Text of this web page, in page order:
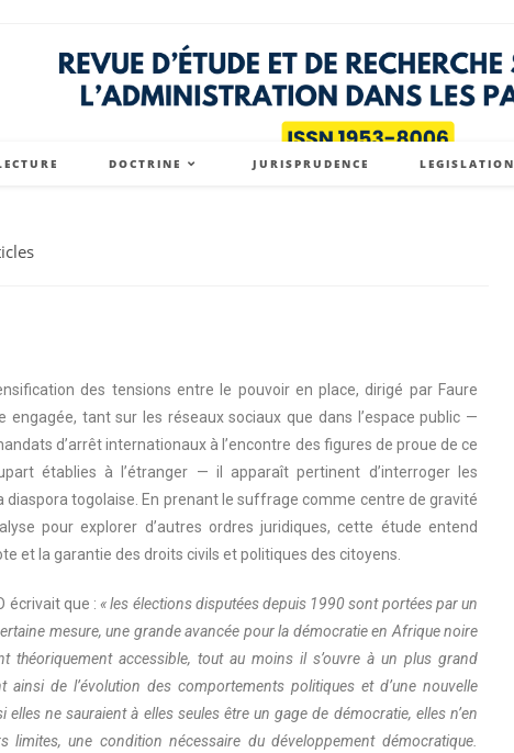
DOCTRINE JURISPRUDENCE LEGISLATION
des tensions entre le pouvoir en place, dirigé par Faure
engagée, tant sur les réseaux sociaux que dans l’espace public —
d’arrêt internationaux à l’encontre des figures de proue de ce
établies à l’étranger — il apparaît pertinent d’interroger les
togolaise. En prenant le suffrage comme centre de gravité
pour explorer d’autres ordres juridiques, cette étude entend
et la garantie des droits civils et politiques des citoyens.
écrivait que :« les élections disputées depuis 1990 sont portées par un
mesure, une grande avancée pour la démocratie en Afrique noire
théoriquement accessible, tout au moins il s’ouvre à un plus grand
ainsi de l’évolution des comportements politiques et d’une nouvelle
ne sauraient à elles seules être un gage de démocratie, elles n’en
une condition nécessaire du développement démocratique.